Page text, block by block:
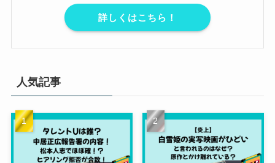
詳しくはこちら！
人気記事